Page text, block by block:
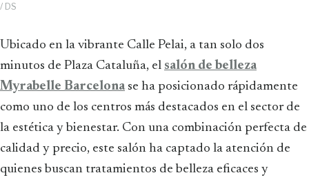
/ DS
Ubicado en la vibrante Calle Pelai, a tan solo dos
minutos de Plaza Cataluña, el salón de belleza
Myrabelle Barcelonase ha posicionado rápidamente
como uno de los centros más destacados en el sector de
la estética y bienestar. Con una combinación perfecta de
calidad y precio, este salón ha captado la atención de
quienes buscan tratamientos de belleza eficaces y